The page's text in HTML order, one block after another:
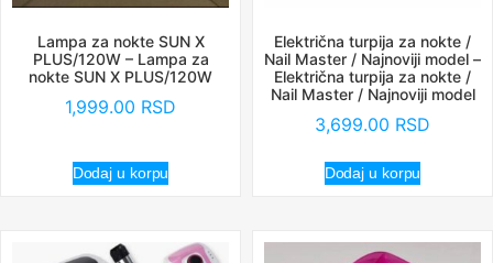
Lampa za nokte SUN X
PLUS/120W – Lampa za
nokte SUN X PLUS/120W
1,999.00 RSD
Dodaj u korpu
Električna turpija za nokte /
Nail Master / Najnoviji model –
Električna turpija za nokte /
Nail Master / Najnoviji model
3,699.00 RSD
Dodaj u korpu